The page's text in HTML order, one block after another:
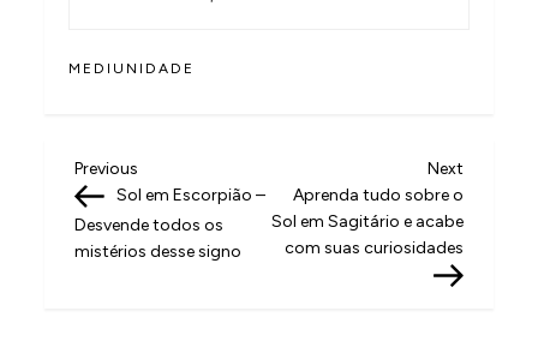
MEDIUNIDADE
N
a
v
Previous
Post
Previous
Sol em Escorpião –
Desvende todos os
mistérios desse signo
Next
Post
Next
Aprenda tudo sobre o
Sol em Sagitário e acabe
com suas curiosidades